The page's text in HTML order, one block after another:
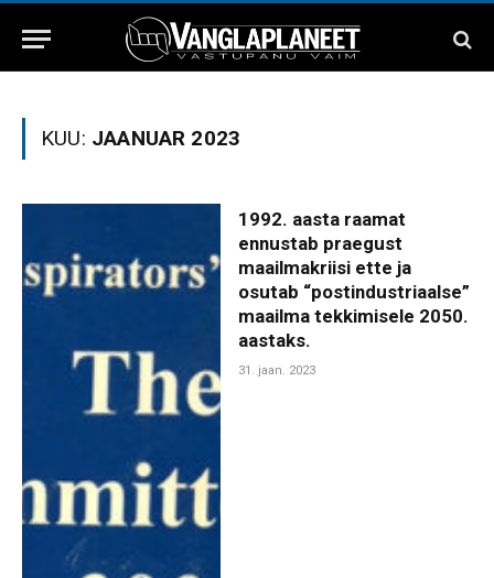
KUU: JAANUAR 2023
1992. aasta raamat
ennustab praegust
maailmakriisi ette ja
osutab “postindustriaalse”
maailma tekkimisele 2050.
aastaks.
31. jaan. 2023